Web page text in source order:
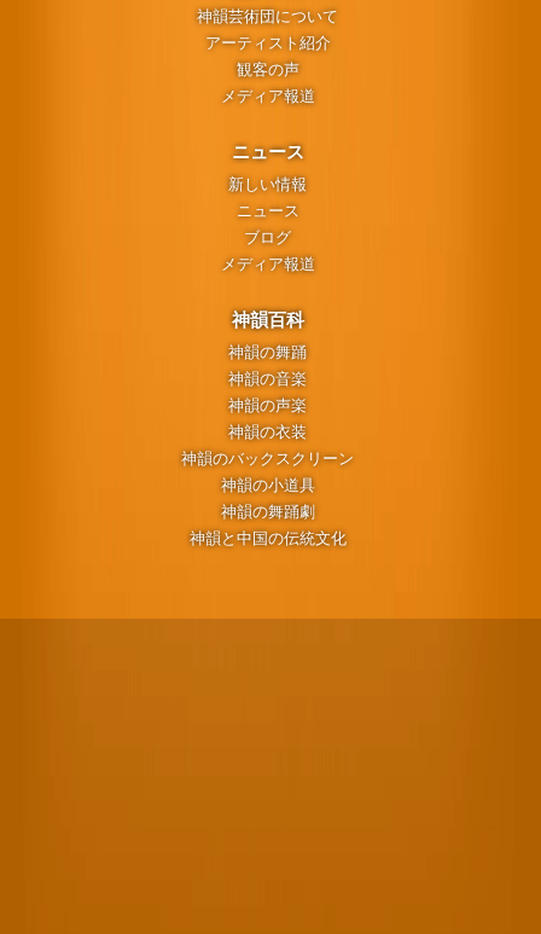
神韻芸術団について
アーティスト紹介
観客の声
メディア報道
ニュース
新しい情報
ニュース
ブログ
メディア報道
神韻百科
神韻の舞踊
神韻の音楽
神韻の声楽
神韻の衣装
神韻のバックスクリーン
神韻の小道具
神韻の舞踊劇
神韻と中国の伝統文化